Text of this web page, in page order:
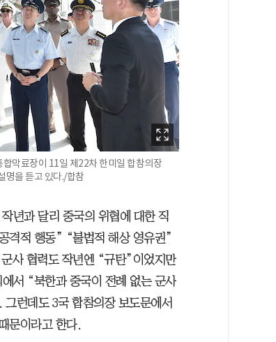
막료장이 11일 제22차 한미일 합참의장
명을 듣고 있다./합참
년과 달리 중국의 위협에 대한 직
격적 행동” “불법적 해상 영유권”
사 협력도 작년엔 “규탄”이었지만
서 “북한과 중국이 전례 없는 군사
런데도 3국 합참의장 보도문에서
문이라고 한다.